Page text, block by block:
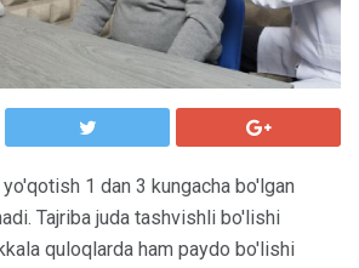
1 dan 3 kungacha bo'lgan
Tajriba juda tashvishli bo'lishi
quloqlarda ham paydo bo'lishi